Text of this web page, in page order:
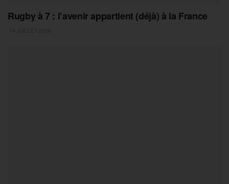
Rugby à 7 : l’avenir appartient (déjà) à la France